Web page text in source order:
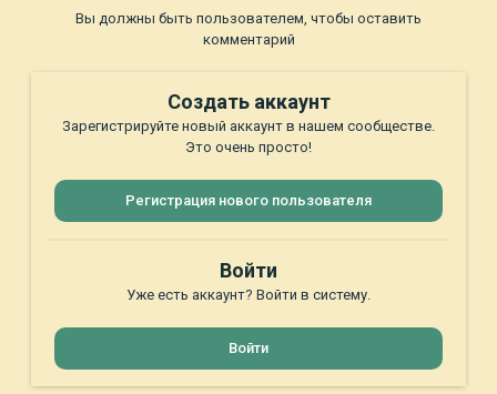
Вы должны быть пользователем, чтобы оставить
комментарий
Создать аккаунт
Зарегистрируйте новый аккаунт в нашем сообществе.
Это очень просто!
Регистрация нового пользователя
Войти
Уже есть аккаунт? Войти в систему.
Войти